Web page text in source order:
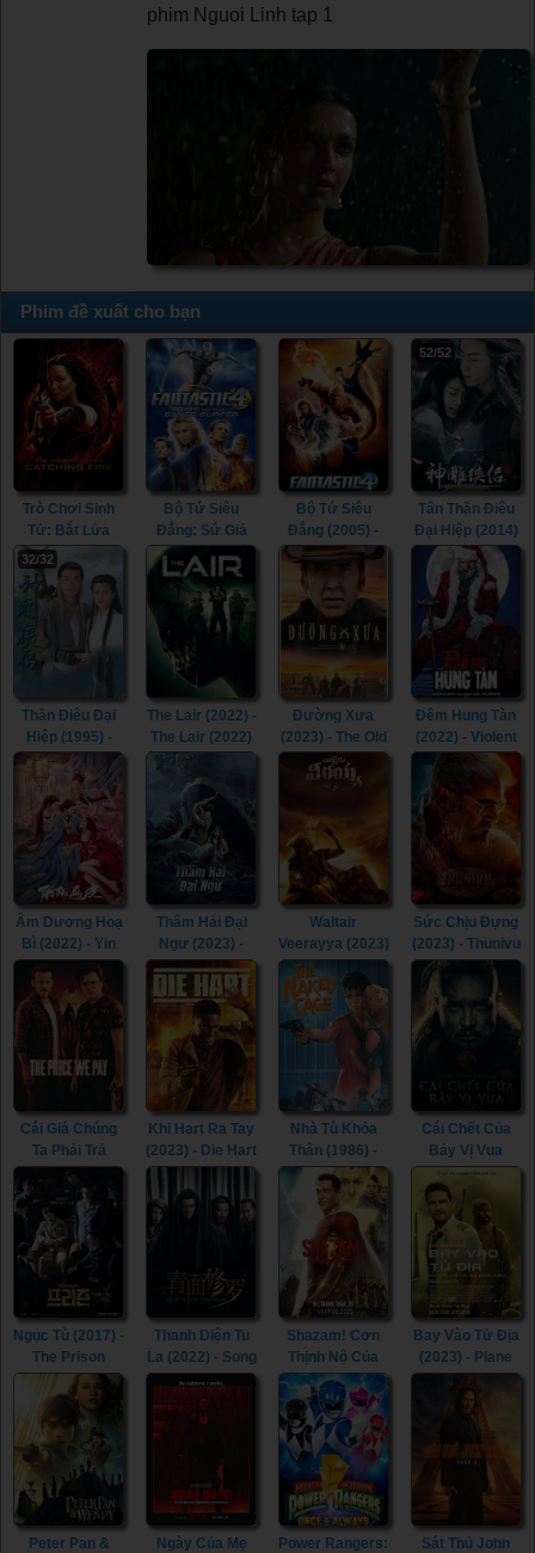
phim Nguoi Linh tap 1
Phim đề xuất cho bạn
Trò Chơi Sinh
Tử: Bắt Lửa
(2013) - The
Hunger Games:
Catching Fire
(2013)
Bộ Tứ Siêu
Đẳng: Sứ Giả
Bạc (2007) -
Fantastic Four:
Rise of the
Silver Surfer
(2007)
Bộ Tứ Siêu
Đẳng (2005) -
Fantastic Four
(2005)
52/52
Tân Thần Điêu
Đại Hiệp (2014)
- The Romance
of the Condor
Heroes (2014)
32/32
Thần Điêu Đại
Hiệp (1995) -
Return of The
Condor Heroes
(1995)
The Lair (2022) -
The Lair (2022)
Đường Xưa
(2023) - The Old
Way (2023)
Đêm Hung Tàn
(2022) - Violent
Night (2022)
Âm Dương Hoạ
Bì (2022) - Yin
Yang Painted
Skin (2022)
Thâm Hải Đại
Ngư (2023) -
Monster of The
Deep (2023)
Waltair
Veerayya (2023)
- Waltair
Veerayya (2023)
Sức Chịu Đựng
(2023) - Thunivu
(2023)
Cái Giá Chúng
Ta Phải Trả
Price We Pay
(2023)
Khi Hart Ra Tay
(2023) - Die Hart
Nhà Tù Khỏa
Thân (1986) -
The Naked
Cage (1986)
Cái Chết Của
Bảy Vị Vua
(2023) - The
Last Kingdom:
Seven Kings
Must Die (2023)
Ngục Tù (2017) -
The Prison
(2017)
Thanh Diện Tu
La (2022) - Song
of the
Assassins
(2022)
Shazam! Cơn
Thịnh Nộ Của
Các Vị Thần
(2023) -
Shazam! Fury of
the Gods (2023)
Bay Vào Tử Địa
(2023) - Plane
Peter Pan &
Ngày Của Mẹ
Power Rangers:
Sát Thủ John